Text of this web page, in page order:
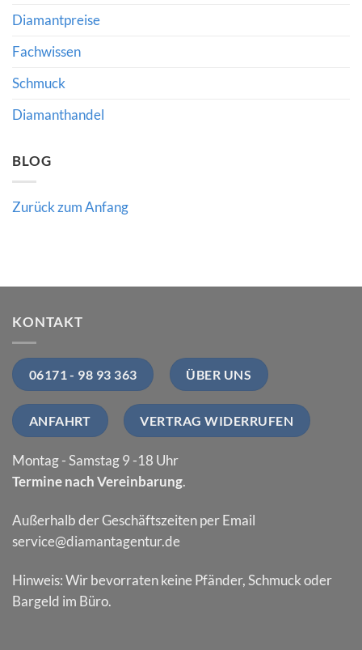
den
Wert
Edelsteine
verraten
Diamantpreise
Fachwissen
Schmuck
Diamanthandel
BLOG
Zurück zum Anfang
KONTAKT
06171 - 98 93 363 ÜBER UNS
ANFAHRT VERTRAG WIDERRUFEN
Montag - Samstag 9 -18 Uhr
Termine nach Vereinbarung.
Außerhalb der Geschäftszeiten per Email
service@diamantagentur.de
Hinweis: Wir bevorraten keine Pfänder, Schmuck oder
Bargeld im Büro.